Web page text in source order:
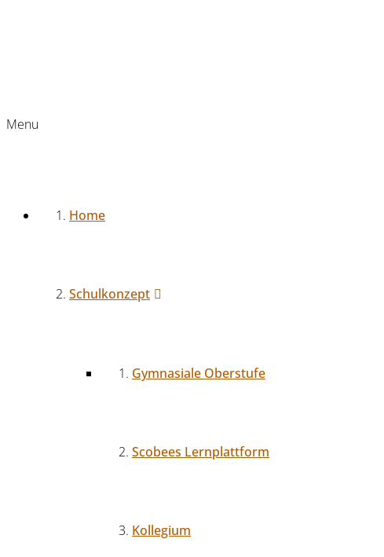
Menu
Home
Schulkonzept
Gymnasiale Oberstufe
Scobees Lernplattform
Kollegium